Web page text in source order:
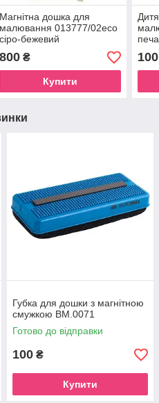
Магнітна дошка для
малювання 013777/02eco
сіро-бежевий
800₴
Купити
100
Губка для дошки з магнітною
смужкою BM.0071
Готово до відправки
100 ₴
Купити